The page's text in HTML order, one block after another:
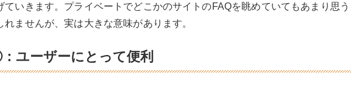
ていきます。プライベートでどこかのサイトのFAQを眺めていてもあまり思う
れませんが、実は大きな意味があります。
ユーザーにとって便利